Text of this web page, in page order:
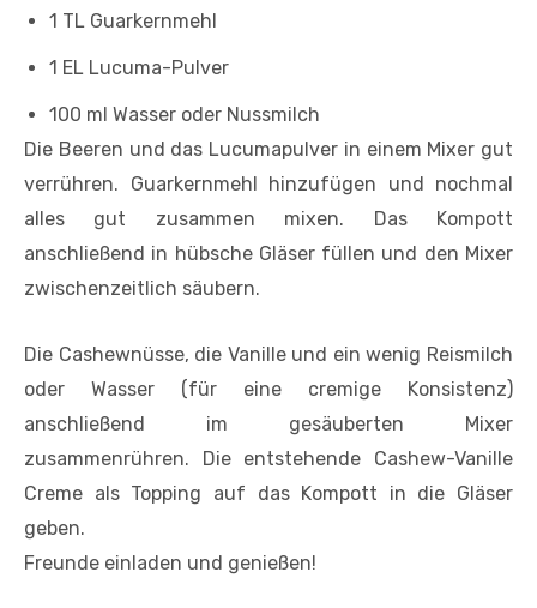
1 TL Guarkernmehl
1 EL Lucuma-Pulver
100 ml Wasser oder Nussmilch
Die Beeren und das Lucumapulver in einem Mixer gut
verrühren. Guarkernmehl hinzufügen und nochmal
alles gut zusammen mixen. Das Kompott
anschließend in hübsche Gläser füllen und den Mixer
zwischenzeitlich säubern.
Die Cashewnüsse, die Vanille und ein wenig Reismilch
oder Wasser (für eine cremige Konsistenz)
anschließend im gesäuberten Mixer
zusammenrühren. Die entstehende Cashew-Vanille
Creme als Topping auf das Kompott in die Gläser
geben.
Freunde einladen und genießen!